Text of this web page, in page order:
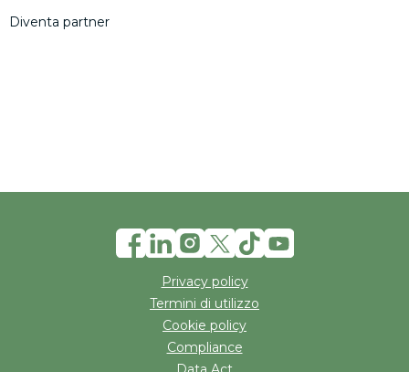
Diventa partner
Privacy policy
Termini di utilizzo
Cookie policy
Compliance